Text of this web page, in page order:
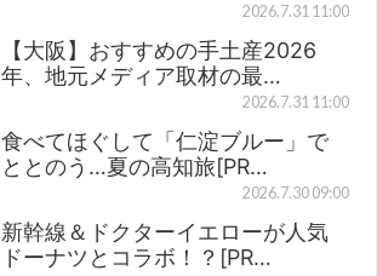
2026.7.31 11:00
【大阪】おすすめの手土産2026
年、地元メディア取材の最…
2026.7.31 11:00
食べてほぐして「仁淀ブルー」で
ととのう…夏の高知旅[PR…
2026.7.30 09:00
新幹線＆ドクターイエローが人気
ドーナツとコラボ！？[PR…